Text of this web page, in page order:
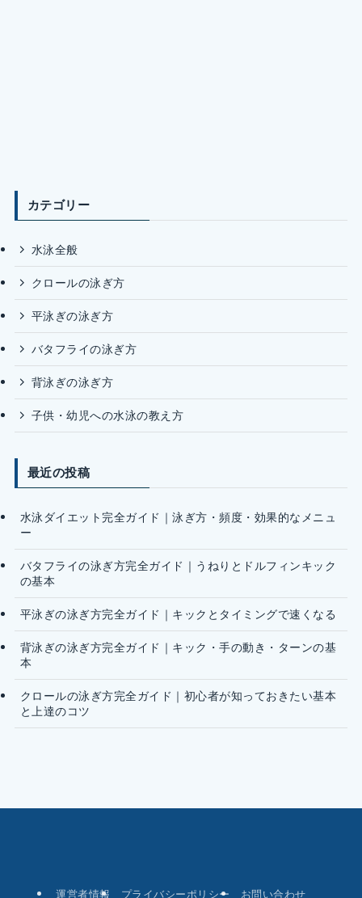
カテゴリー
水泳全般
クロールの泳ぎ方
平泳ぎの泳ぎ方
バタフライの泳ぎ方
背泳ぎの泳ぎ方
子供・幼児への水泳の教え方
最近の投稿
水泳ダイエット完全ガイド｜泳ぎ方・頻度・効果的なメニュ
ー
バタフライの泳ぎ方完全ガイド｜うねりとドルフィンキック
の基本
平泳ぎの泳ぎ方完全ガイド｜キックとタイミングで速くなる
背泳ぎの泳ぎ方完全ガイド｜キック・手の動き・ターンの基
本
クロールの泳ぎ方完全ガイド｜初心者が知っておきたい基本
と上達のコツ
運営者情報 プライバシーポリシー お問い合わせ